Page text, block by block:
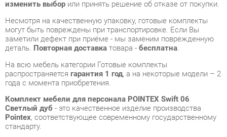
На всю мебель категории Готовые комплекты
года с момента приобретения.
Комплект мебели для персонала POINTEX Swift 06
Светлый дуб- это качественное изделие производства
стандарту.
Надеемся, вы останетесь довольны вашим приобретением, и
будем рады, если вы оставите отзыв об опыте его
использования, который поможет сориентироваться нашим
будущим покупателям.
Кроме формыобратной связиполучить развёрнутую
консультацию, фото и видеообзор продукции вы можете по